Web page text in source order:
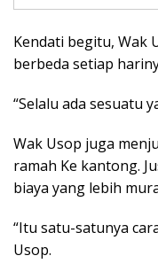
Kendati begitu, Wak
berbeda setiap
“Selalu ada sesuatu
Wak Usop juga
ramah Ke kantong.
biaya yang lebih
“Itu satu-satunya
Usop.